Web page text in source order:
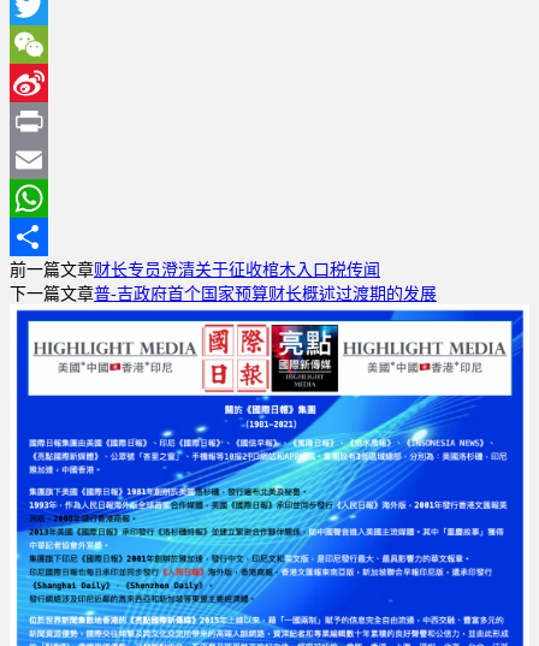
Facebook
Twitter
WeChat
Sina
Weibo
Print
Email
WhatsApp
分
享
前一篇文章财长专员澄清关于征收棺木入口税传闻
下一篇文章普-吉政府首个国家预算财长概述过渡期的发展